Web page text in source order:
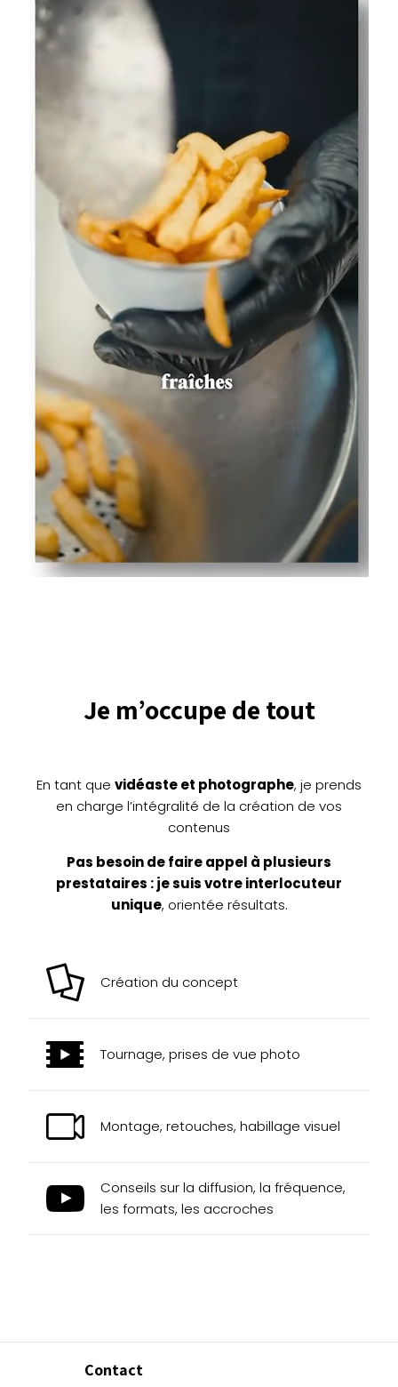
Je m’occupe de tout
En tant que vidéaste et photographe, je prends
en charge l’intégralité de la création de vos
contenus
Pas besoin de faire appel à plusieurs
prestataires : je suis votre interlocuteur
unique, orientée résultats.
Création du concept
Tournage, prises de vue photo
Montage, retouches, habillage visuel
Conseils sur la diffusion, la fréquence,
les formats, les accroches
Contact